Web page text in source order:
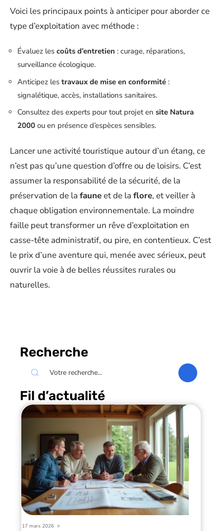
Voici les principaux points à anticiper pour aborder ce
type d’exploitation avec méthode :
Évaluez les coûts d’entretien : curage, réparations,
surveillance écologique.
Anticipez les travaux de mise en conformité :
signalétique, accès, installations sanitaires.
Consultez des experts pour tout projet en site Natura
2000 ou en présence d’espèces sensibles.
Lancer une activité touristique autour d’un étang, ce
n’est pas qu’une question d’offre ou de loisirs. C’est
assumer la responsabilité de la sécurité, de la
préservation de la fauneet de la flore, et veiller à
chaque obligation environnementale. La moindre
faille peut transformer un rêve d’exploitation en
casse-tête administratif, ou pire, en contentieux. C’est
le prix d’une aventure qui, menée avec sérieux, peut
ouvrir la voie à de belles réussites rurales ou
naturelles.
Recherche
Fil d’actualité
17 mars 2026